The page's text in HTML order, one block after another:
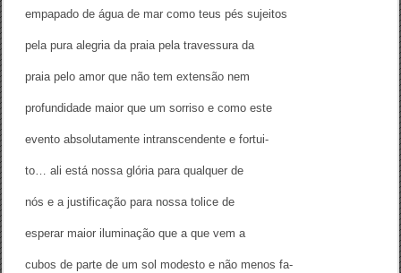
empapado de água de mar como teus pés sujeitos
pela pura alegria da praia pela travessura da
praia pelo amor que não tem extensão nem
profundidade maior que um sorriso e como este
evento absolutamente intranscendente e fortui-
to… ali está nossa glória para qualquer de
nós e a justificação para nossa tolice de
esperar maior iluminação que a que vem a
cubos de parte de um sol modesto e não menos fa-